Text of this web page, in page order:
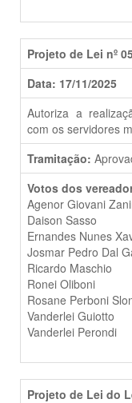
Projeto de Lei nº
Data: 17/11/2025
Autoriza a
com os servidores
Tramitação:
Votos dos
Agenor Giovani
Daison Sasso
Ernandes Nunes
Josmar Pedro Dal
Ricardo Maschio
Ronei Oliboni
Rosane Perboni
Vanderlei Guiotto
Vanderlei Perondi
Projeto de Lei do